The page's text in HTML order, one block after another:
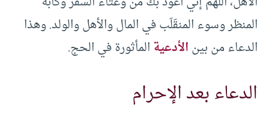
المنظر وسوء المنقَلَب في المال والأهل والولد. وهذا
الدعاء من بينالأدعيةالمأثورة في الحج.
الدعاء بعد الإحرام